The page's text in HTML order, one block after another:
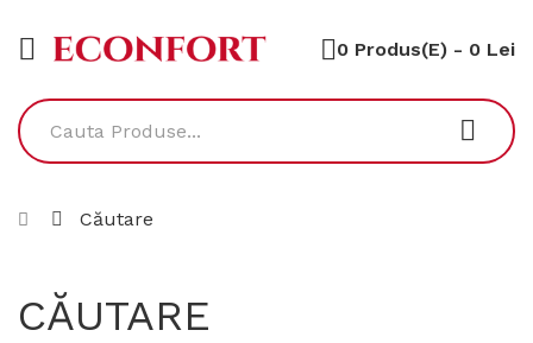
0 Produs(e) - 0 Lei
Căutare
CĂUTARE